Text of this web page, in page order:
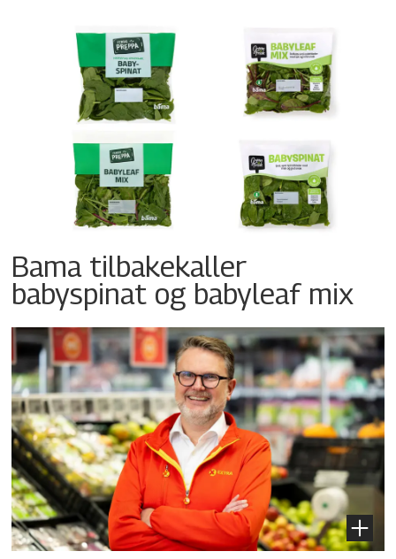
Bama tilbakekaller
babyspinat og babyleaf mix